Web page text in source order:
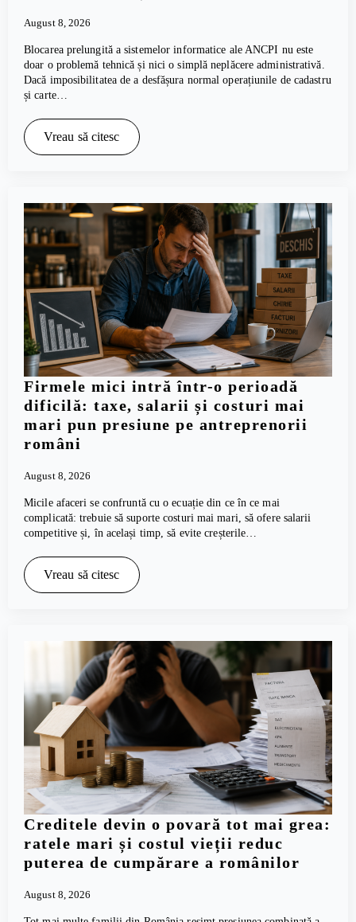
August 8, 2026
Blocarea prelungită a sistemelor informatice ale ANCPI nu este
doar o problemă tehnică și nici o simplă neplăcere administrativă.
Dacă imposibilitatea de a desfășura normal operațiunile de cadastru
și carte…
Vreau să citesc
Firmele mici intră într-o perioadă
dificilă: taxe, salarii și costuri mai
mari pun presiune pe antreprenorii
români
August 8, 2026
Micile afaceri se confruntă cu o ecuație din ce în ce mai
complicată: trebuie să suporte costuri mai mari, să ofere salarii
competitive și, în același timp, să evite creșterile…
Vreau să citesc
Creditele devin o povară tot mai grea:
ratele mari și costul vieții reduc
puterea de cumpărare a românilor
August 8, 2026